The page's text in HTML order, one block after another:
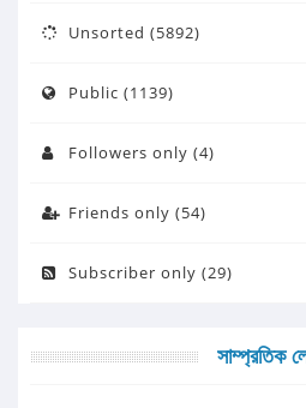
Unsorted (5892)
Public (1139)
Followers only (4)
Friends only (54)
Subscriber only (29)
সাম্প্রতিক